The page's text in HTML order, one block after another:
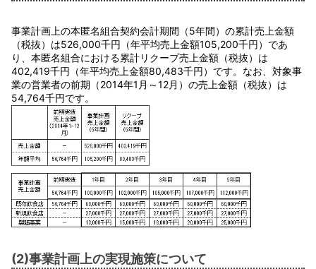
事業計画上の本匿名組合契約会計期間（5年間）の累計売上金額
（税抜）は526,000千円（年平均売上金額105,200千円）であ
り、本匿名組合における累計リクープ売上金額（税抜）は
402,419千円（年平均売上金額80,483千円）です。なお、対象事
業の営業者の前期（2014年1月～12月）の売上金額（税抜）は
54,764千円です。
(2)事業計画上の実現施策について